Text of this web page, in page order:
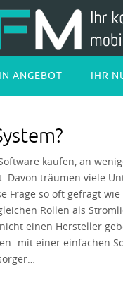
ANGEBOT IHR
kaufen, an
Davon träumen viele
Frage so oft gefragt
Rollen als
einen Hersteller
mit einer einfachen